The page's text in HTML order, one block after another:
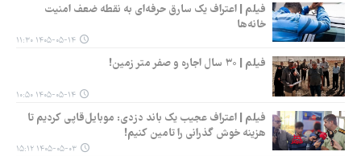
فیلم | اعتراف یک سارق حرفه‌ای به نقطه ضعف امنیت
خانه‌ها
۱۴۰۵-۰۵-۱۴ ۱۱:۳۰
فیلم | ۳۰ سال اجاره و صفر متر زمین!
۱۴۰۵-۰۵-۱۴ ۱۰:۵۰
فیلم | اعتراف عجیب یک باند دزدی: موبایل‌قاپی کردیم تا
هزینه خوش گذرانی را تامین کنیم!
۱۴۰۵-۰۵-۰۳ ۱۵:۱۲